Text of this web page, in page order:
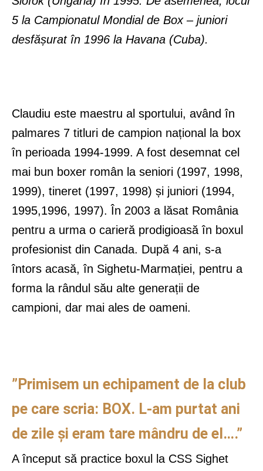
5 la Campionatul Mondial de Box – juniori
desfășurat în 1996 la Havana (Cuba).
Claudiu este maestru al sportului, având în
palmares 7 titluri de campion național la box
în perioada 1994-1999. A fost desemnat cel
mai bun boxer român la seniori (1997, 1998,
1999), tineret (1997, 1998) și juniori (1994,
1995,1996, 1997). În 2003 a lăsat România
pentru a urma o carieră prodigioasă în boxul
profesionist din Canada. După 4 ani, s-a
întors acasă, în Sighetu-Marmației, pentru a
forma la rândul său alte generații de
campioni, dar mai ales de oameni.
”Primisem un echipament de la club
pe care scria: BOX. L-am purtat ani
de zile și eram tare mândru de el….”
A început să practice boxul la CSS Sighet